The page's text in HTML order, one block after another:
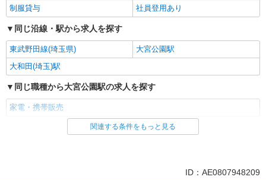
制服貸与
社員登用あり
同じ沿線・駅から求人を探す
東武野田線(埼玉県)
大宮公園駅
大和田(埼玉)駅
同じ職種から大宮公園駅の求人を探す
家電・携帯販売
同じ雇用形態から大宮公園駅の求人を探す
関連する条件をもっと見る
ID：AE0807948209